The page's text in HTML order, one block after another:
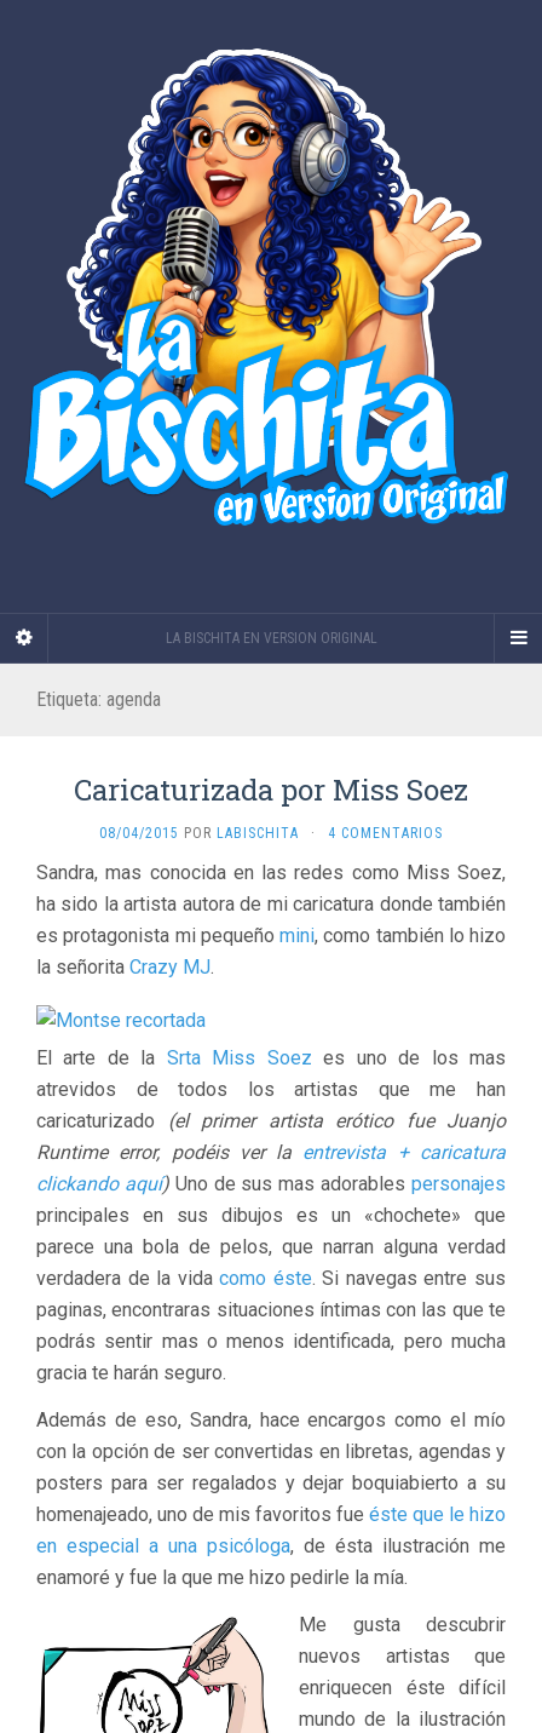
LA BISCHITA EN VERSION ORIGINAL
Etiqueta: agenda
Caricaturizada por Miss Soez
08/04/2015 POR LABISCHITA · 4 COMENTARIOS
Sandra, mas conocida en las redes como Miss Soez,
ha sido la artista autora de mi caricatura donde también
es protagonista mi pequeño mini, como también lo hizo
la señorita Crazy MJ.
El arte de la Srta Miss Soez es uno de los mas
atrevidos de todos los artistas que me han
caricaturizado (el primer artista erótico fue Juanjo
Runtime error, podéis ver la entrevista + caricatura
clickando aquí) Uno de sus mas adorablespersonajes
principales en sus dibujos es un «chochete» que
parece una bola de pelos, que narran alguna verdad
verdadera de la vidacomo éste. Si navegas entre sus
paginas, encontraras situaciones íntimas con las que te
podrás sentir mas o menos identificada, pero mucha
gracia te harán seguro.
Además de eso, Sandra, hace encargos como el mío
con la opción de ser convertidas en libretas, agendas y
posters para ser regalados y dejar boquiabierto a su
homenajeado, uno de mis favoritos fue éste que le hizo
en especial a una psicóloga, de ésta ilustración me
enamoré y fue la que me hizo pedirle la mía.
Me gusta descubrir
nuevos artistas que
enriquecen éste difícil
mundo de la ilustración